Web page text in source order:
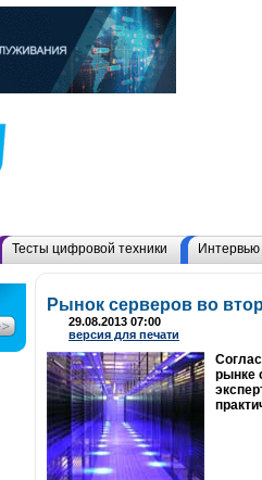
Тесты цифровой техники Интервью
Рынок серверов во
29.08.2013 07:00
версия для печати
рынке